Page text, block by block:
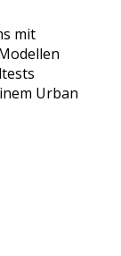
mit
Urban